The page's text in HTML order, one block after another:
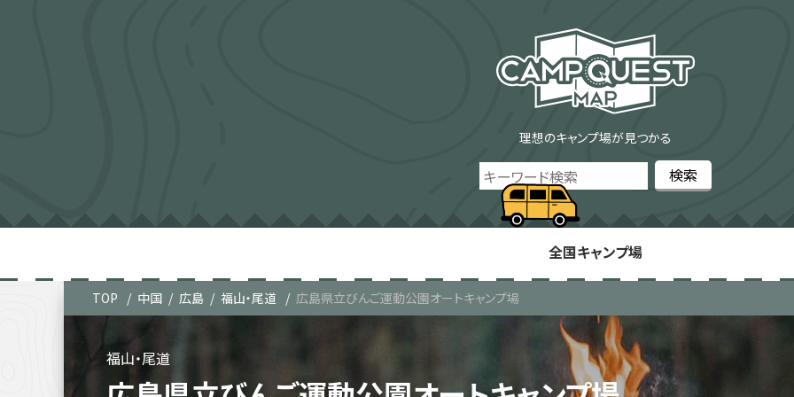
理想のキャンプ場が見つかる
全国キャンプ場
TOP 中国 広島 福山・尾道 広島県立びんご運動公園オートキャンプ場
福山・尾道